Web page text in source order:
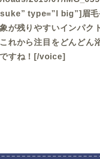
type=”l big”]眉毛
が残りやすいインパク
れから注目をどんどん
すね！[/voice]